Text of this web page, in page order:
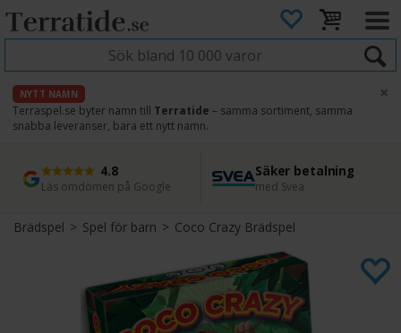
NYTT NAMN
Terraspel.se byter namn till Terratide – samma sortiment, samma
snabba leveranser, bara ett nytt namn.
×
4.8
Läs omdömen på Google
Säker betalning
med Svea
Snabb leverans
Direkt från lager
45 dagars ångerrätt
Enkel retur
Brädspel>Spel för barn>Coco Crazy Brädspel